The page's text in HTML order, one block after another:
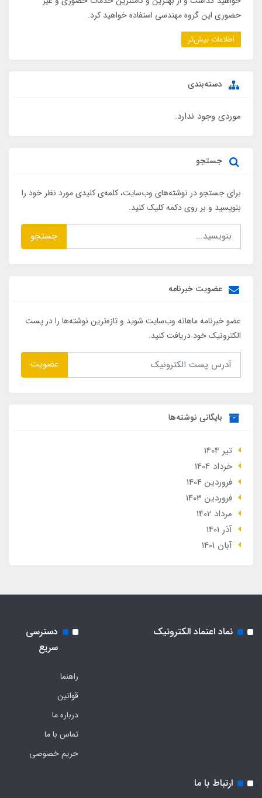
حضوری این گروه مهندسی استفاده خواهید کرد.
اطلاعات بیش‌تر
دسته‌بندی
موردی وجود ندارد.
جستجو
برای جستجو در نوشته‌های وب‌سایت، کلمه‌ی کلیدی مورد نظر خود را
بنویسید و بر روی دکمه کلیک کنید.
جستجو
عضویت خبرنامه
عضو خبرنامه ماهانه وب‌سایت شوید و تازه‌ترین نوشته‌ها را در پست
الکترونیک خود دریافت کنید.
عضویت
بایگانی نوشته‌ها
تير 1404
خرداد 1404
فروردین 1404
فروردین 1403
مرداد 1402
آذر 1401
آبان 1401
نماد اعتماد الکترونیک
دسترسی
سریع
راهنما
قوانین
درباره ما
تماس با ما
حریم خصوصی
ارتباط با ما